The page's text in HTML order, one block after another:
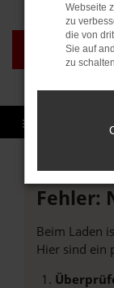
NEUWAGEN
Fehler:
Beim Laden
Hier sind ein
Webseite
zu
die von
Sie auf
zu